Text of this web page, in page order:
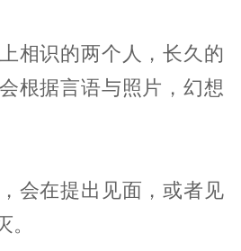
相识的两个人，长久的
根据言语与照片，幻想
会在提出见面，或者见